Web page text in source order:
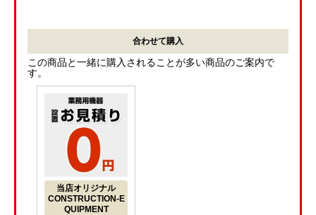
合わせて購入
この商品と一緒に購入されることが多い商品のご案内で
す。
当店オリジナル
CONSTRUCTION-E
QUIPMENT